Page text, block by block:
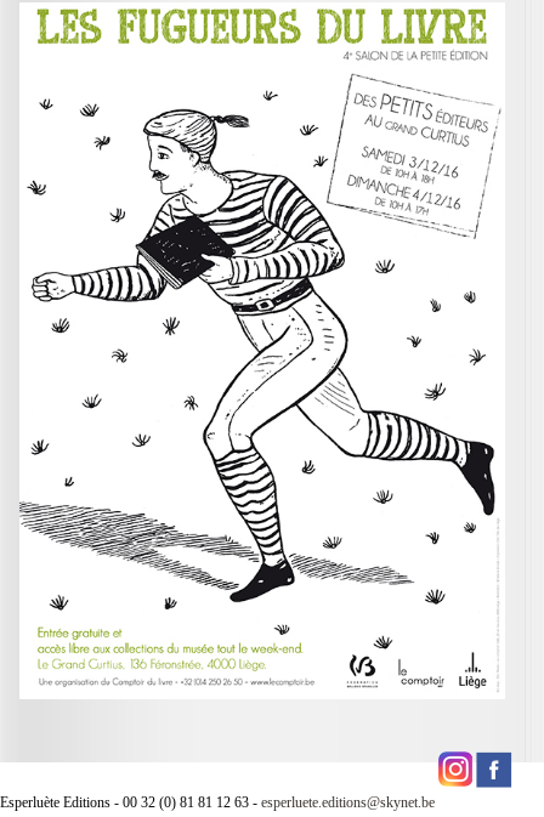
Esperluète Editions - 00 32 (0) 81 81 12 63 - esperluete.editions@skynet.be